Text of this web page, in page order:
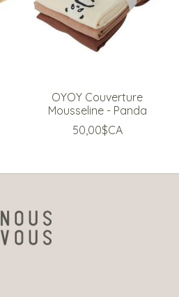
OYOY Couverture
Mousseline - Panda
50,00$CA